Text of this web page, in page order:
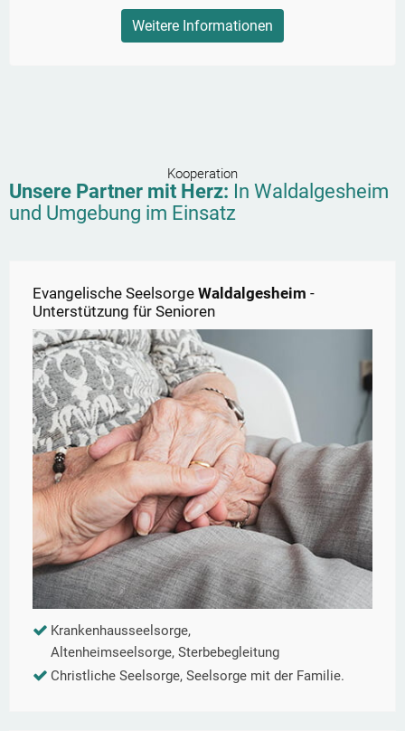
Weitere Informationen
Kooperation
Unsere Partner mit Herz: In Waldalgesheim
und Umgebung im Einsatz
Evangelische Seelsorge Waldalgesheim -
Unterstützung für Senioren
Krankenhausseelsorge,
Altenheimseelsorge, Sterbebegleitung
Christliche Seelsorge, Seelsorge mit der Familie.